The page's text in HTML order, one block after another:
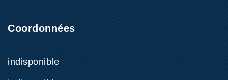
Coordonnées
indisponible